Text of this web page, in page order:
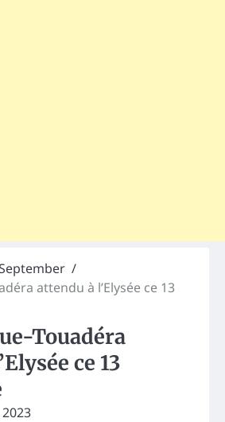
attendu à l’Elysée ce 13
Touadéra
ce 13